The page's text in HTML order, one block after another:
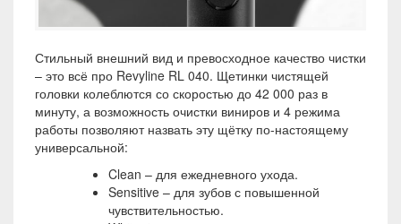
Стильный внешний вид и превосходное качество чистки
– это всё про Revyline RL 040. Щетинки чистящей
головки колеблются со скоростью до 42 000 раз в
минуту, а возможность очистки виниров и 4 режима
работы позволяют назвать эту щётку по-настоящему
универсальной:
Clean – для ежедневного ухода.
Sensitive – для зубов с повышенной
чувствительностью.